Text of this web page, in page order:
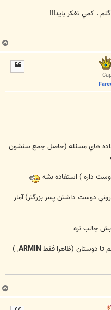
. كمي تفكر بايد!!!
ب
ا
داده هاي مسئله (حاصل جمع سنشون
داره ) استفاده بشه
دوست داشتن پسر بزرگتر) آمار
جالب تره
تا دوستان (ظاهرا فقط ARMIN
, )
ب
ا